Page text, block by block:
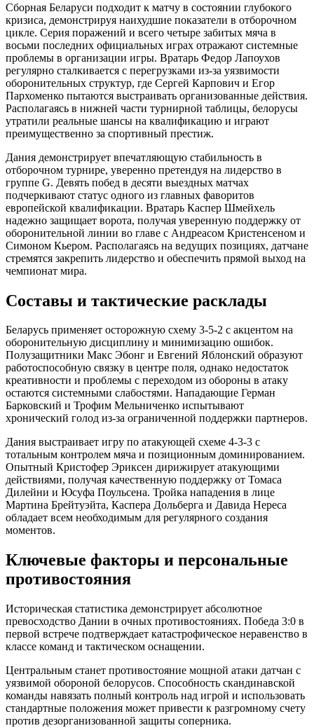
Сборная Беларуси подходит к матчу в состоянии глубокого
кризиса, демонстрируя наихудшие показатели в отборочном
цикле. Серия поражений и всего четыре забитых мяча в
восьми последних официальных играх отражают системные
проблемы в организации игры. Вратарь Федор Лапоухов
регулярно сталкивается с перегрузками из-за уязвимости
оборонительных структур, где Сергей Карпович и Егор
Пархоменко пытаются выстраивать организованные действия.
Располагаясь в нижней части турнирной таблицы, белорусы
утратили реальные шансы на квалификацию и играют
преимущественно за спортивный престиж.
Дания демонстрирует впечатляющую стабильность в
отборочном турнире, уверенно претендуя на лидерство в
группе G. Девять побед в десяти выездных матчах
подчеркивают статус одного из главных фаворитов
европейской квалификации. Вратарь Каспер Шмейхель
надежно защищает ворота, получая уверенную поддержку от
оборонительной линии во главе с Андреасом Кристенсеном и
Симоном Кьером. Располагаясь на ведущих позициях, датчане
стремятся закрепить лидерство и обеспечить прямой выход на
чемпионат мира.
Составы и тактические расклады
Беларусь применяет осторожную схему 3-5-2 с акцентом на
оборонительную дисциплину и минимизацию ошибок.
Полузащитники Макс Эбонг и Евгений Яблонский образуют
работоспособную связку в центре поля, однако недостаток
креативности и проблемы с переходом из обороны в атаку
остаются системными слабостями. Нападающие Герман
Барковский и Трофим Мельниченко испытывают
хронический голод из-за ограниченной поддержки партнеров.
Дания выстраивает игру по атакующей схеме 4-3-3 с
тотальным контролем мяча и позиционным доминированием.
Опытный Кристофер Эриксен дирижирует атакующими
действиями, получая качественную поддержку от Томаса
Дилейни и Юсуфа Поульсена. Тройка нападения в лице
Мартина Брейтуэйта, Каспера Дольберга и Давида Нереса
обладает всем необходимым для регулярного создания
моментов.
Ключевые факторы и персональные
противостояния
Историческая статистика демонстрирует абсолютное
превосходство Дании в очных противостояниях. Победа 3:0 в
первой встрече подтверждает катастрофическое неравенство в
классе команд и тактическом оснащении.
Центральным станет противостояние мощной атаки датчан с
уязвимой обороной белорусов. Способность скандинавской
команды навязать полный контроль над игрой и использовать
стандартные положения может привести к разгромному счету
против дезорганизованной защиты соперника.